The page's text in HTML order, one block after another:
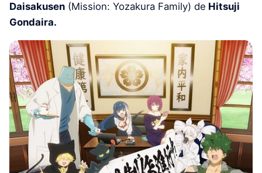
Daisakusen (Mission: Yozakura Family) de Hitsuji
Gondaira.